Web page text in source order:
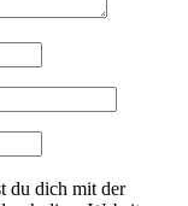
du dich mit der